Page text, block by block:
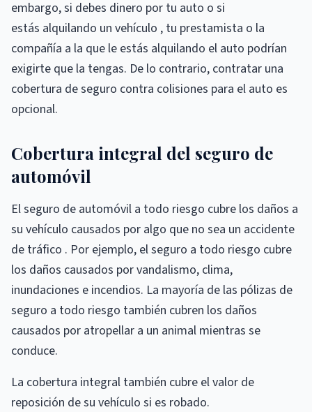
embargo, si debes dinero por tu auto o si
estás alquilando un vehículo , tu prestamista o la
compañía a la que le estás alquilando el auto podrían
exigirte que la tengas. De lo contrario, contratar una
cobertura de seguro contra colisiones para el auto es
opcional.
Cobertura integral del seguro de
automóvil
El seguro de automóvil a todo riesgo cubre los daños a
su vehículo causados ​​por algo que no sea un accidente
de tráfico . Por ejemplo, el seguro a todo riesgo cubre
los daños causados ​​por vandalismo, clima,
inundaciones e incendios. La mayoría de las pólizas de
seguro a todo riesgo también cubren los daños
causados ​​por atropellar a un animal mientras se
conduce.
La cobertura integral también cubre el valor de
reposición de su vehículo si es robado.